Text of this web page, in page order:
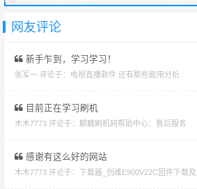
网友评论
新手乍到，学习学习！
张军一 评论于： 电视直播软件 还有那些能用分析
目前正在学习刷机
木木7773 评论于： 麒麟刷机网帮助中心：售后服务
感谢有这么好的网站
木木7773 评论于： 下载器_创维E900V22C固件下载及版本说明指引_